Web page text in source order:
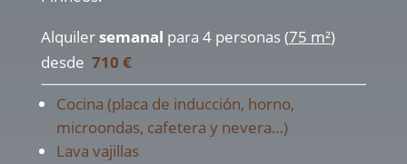
Alquilersemanal para 4 personas (75 m²)
desde 710 €
Cocina (placa de inducción, horno,
microondas, cafetera y nevera…)
Lava vajillas